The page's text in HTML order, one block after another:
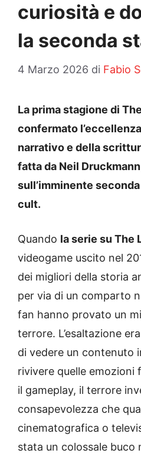
curiosità e
la seconda
4 Marzo 2026 di Fabio
La prima stagione di
confermato
narrativo e della
fatta da Neil
sull’imminente
cult.
Quando la serie su The
videogame uscito nel
dei migliori della storia
per via di un comparto
fan hanno provato un
terrore. L’esaltazione
di vedere un contenuto
rivivere quelle
il gameplay, il terrore
consapevolezza che
cinematografica o
stata un colossale buco